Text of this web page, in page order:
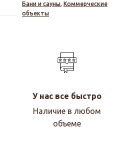
Бани и сауны, Коммерческие
объекты
У нас все быстро
Наличие в любом
объеме